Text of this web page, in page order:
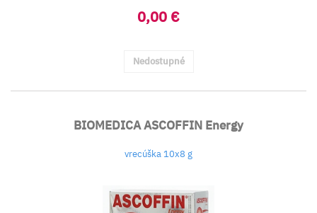
0,00 €
Nedostupné
BIOMEDICA ASCOFFIN Energy
vrecúška 10x8 g